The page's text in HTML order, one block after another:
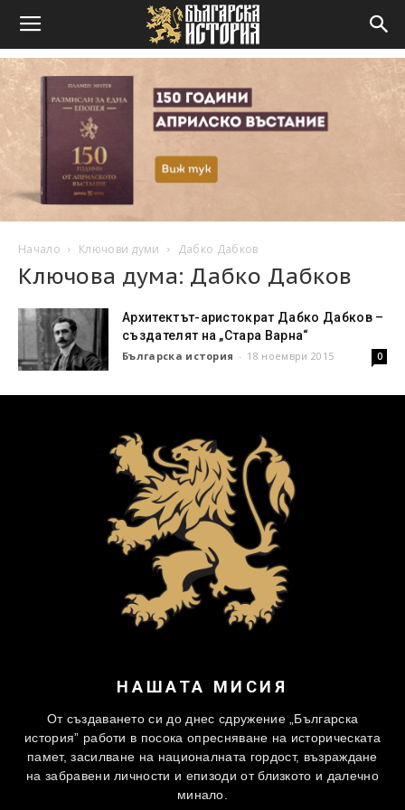
Начало Ключови думи Дабко Дабков
Ключова дума: Дабко Дабков
Архитектът-аристократ Дабко Дабков –
създателят на „Стара Варна“
Българска история - 18 ноември 2015 0
НАШАТА МИСИЯ
От създаването си до днес сдружение „Българска
история” работи в посока опресняване на историческата
памет, засилване на националната гордост, възраждане
на забравени личности и епизоди от близкото и далечно
минало.